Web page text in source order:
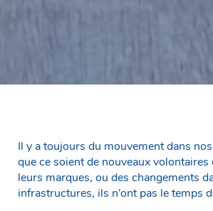
Il y a toujours du mouvement dans
que ce soient de nouveaux
leurs marques, ou des changements
infrastructures, ils n’ont pas le temps